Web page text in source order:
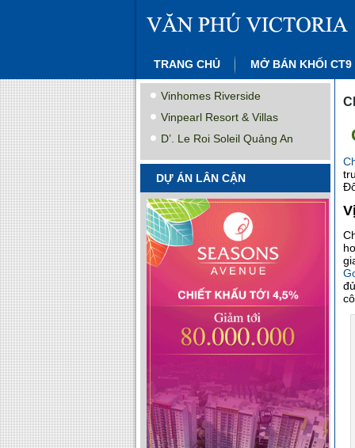
TRANG CHỦ MỞ BÁN KHỐI CT9
Vinhomes Riverside
Vinpearl Resort & Villas
D’. Le Roi Soleil Quảng An
DỰ ÁN LÂN CẬN